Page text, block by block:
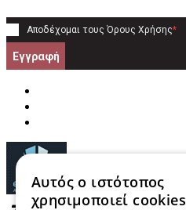
Αποδέχομαι τους Όρους Χρήσης*
Εγγραφή
Αυτός ο ιστότοπος
χρησιμοποιεί cookies